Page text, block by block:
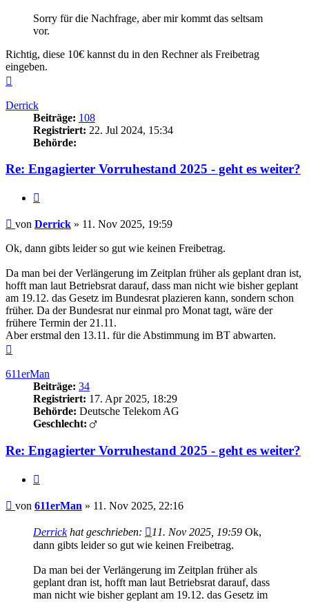
Sorry für die Nachfrage, aber mir kommt das seltsam
vor.
Richtig, diese 10€ kannst du in den Rechner als Freibetrag
eingeben.
Derrick
Beiträge: 108
Registriert: 22. Jul 2024, 15:34
Behörde:
Re: Engagierter Vorruhestand 2025 - geht es weiter?
Beitrag
von Derrick » 11. Nov 2025, 19:59
Ok, dann gibts leider so gut wie keinen Freibetrag.
Da man bei der Verlängerung im Zeitplan früher als geplant dran ist,
hofft man laut Betriebsrat darauf, dass man nicht wie bisher geplant
am 19.12. das Gesetz im Bundesrat plazieren kann, sondern schon
früher. Da der Bundesrat nur einmal pro Monat tagt, wäre der
frühere Termin der 21.11.
Aber erstmal den 13.11. für die Abstimmung im BT abwarten.
611erMan
Beiträge: 34
Registriert: 17. Apr 2025, 18:29
Behörde: Deutsche Telekom AG
Geschlecht:
Re: Engagierter Vorruhestand 2025 - geht es weiter?
Beitrag
von 611erMan » 11. Nov 2025, 22:16
Derrickhat geschrieben: 11. Nov 2025, 19:59 Ok,
dann gibts leider so gut wie keinen Freibetrag.
Da man bei der Verlängerung im Zeitplan früher als
geplant dran ist, hofft man laut Betriebsrat darauf, dass
man nicht wie bisher geplant am 19.12. das Gesetz im